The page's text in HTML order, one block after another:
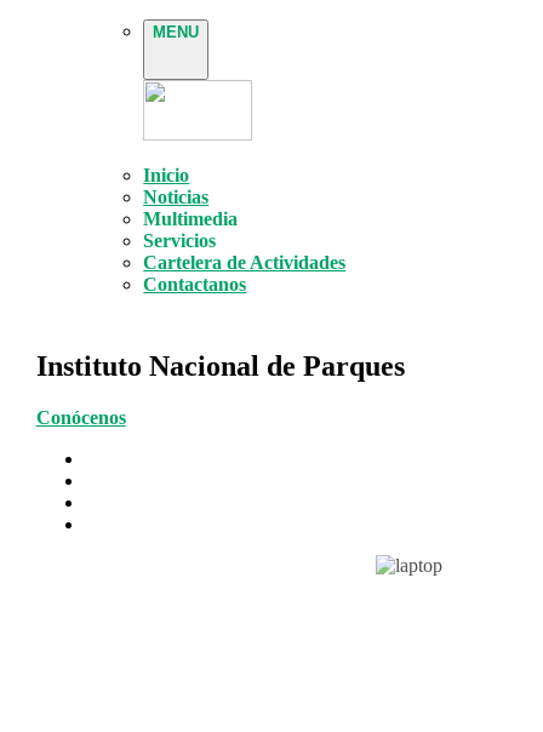
MENU
Inicio
Noticias
Multimedia
Servicios
Cartelera de Actividades
Contactanos
Instituto Nacional de Parques
Conócenos